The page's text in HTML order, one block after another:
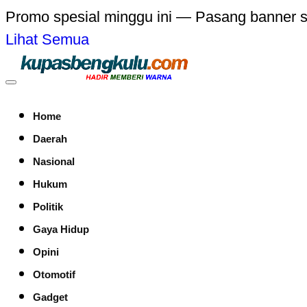
Promo spesial minggu ini — Pasang banner
Lihat Semua
Home
Daerah
Nasional
Hukum
Politik
Gaya Hidup
Opini
Otomotif
Gadget